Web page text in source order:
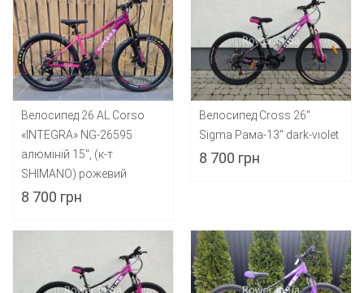
Велосипед 26 AL Corso
«INTEGRA» NG-26595
алюміній 15", (к-т
SHIMANO) рожевий
8 700 грн
Велосипед Cross 26"
Sigma Рама-13" dark-violet
8 700 грн